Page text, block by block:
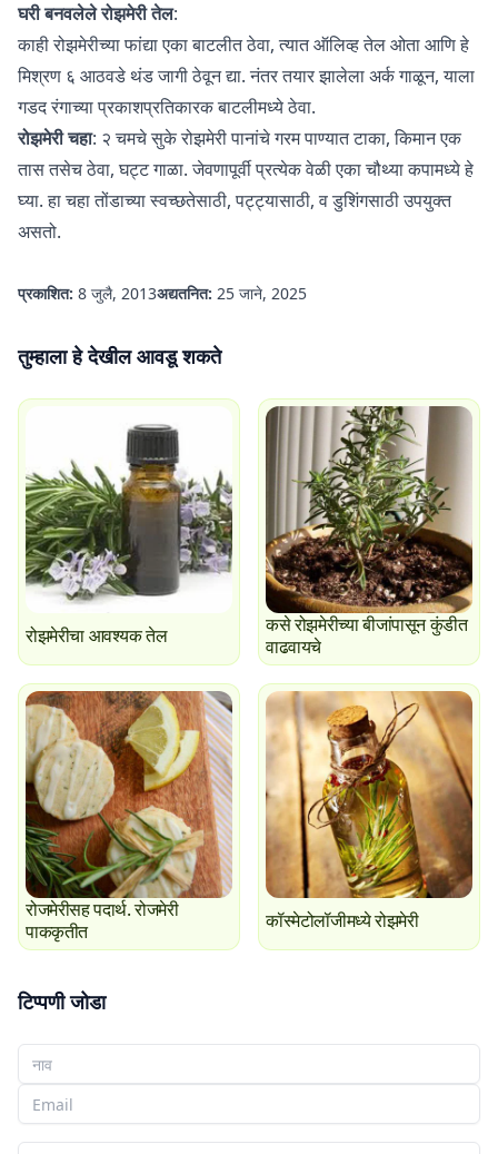
घरी बनवलेले रोझमेरी तेल:
काही रोझमेरीच्या फांद्या एका बाटलीत ठेवा, त्यात ऑलिव्ह तेल ओता आणि हे
मिश्रण ६ आठवडे थंड जागी ठेवून द्या. नंतर तयार झालेला अर्क गाळून, याला
गडद रंगाच्या प्रकाशप्रतिकारक बाटलीमध्ये ठेवा.
रोझमेरी चहा: २ चमचे सुके रोझमेरी पानांचे गरम पाण्यात टाका, किमान एक
तास तसेच ठेवा, घट्ट गाळा. जेवणापूर्वी प्रत्येक वेळी एका चौथ्या कपामध्ये हे
घ्या. हा चहा तोंडाच्या स्वच्छतेसाठी, पट्ट्यासाठी, व डुशिंगसाठी उपयुक्त
असतो.
प्रकाशित: 8 जुलै, 2013अद्यतनित: 25 जाने, 2025
तुम्हाला हे देखील आवडू शकते
रोझमेरीचा आवश्यक तेल
कसे रोझमेरीच्या बीजांपासून कुंडीत
वाढवायचे
रोजमेरीसह पदार्थ. रोजमेरी
पाककृतीत
कॉस्मेटोलॉजीमध्ये रोझमेरी
टिप्पणी जोडा
तुमचे नाव
तुमचा ईमेल